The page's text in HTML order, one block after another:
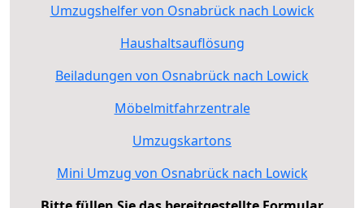
Umzugshelfer von Osnabrück nach Lowick
Haushaltsauflösung
Beiladungen von Osnabrück nach Lowick
Möbelmitfahrzentrale
Umzugskartons
Mini Umzug von Osnabrück nach Lowick